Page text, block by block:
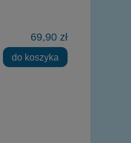
69,90 zł
do koszyka